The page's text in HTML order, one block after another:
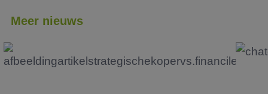
Meer nieuws